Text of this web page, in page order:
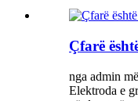
Çfarë
nga admin
Elektroda e